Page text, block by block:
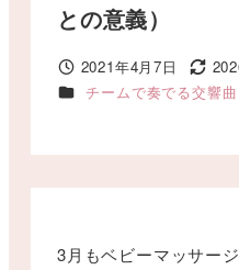
との意義）
投稿日
2021年4月7日
更新日
カテゴリー
チームで奏でる交響曲
3月もベビーマッサー